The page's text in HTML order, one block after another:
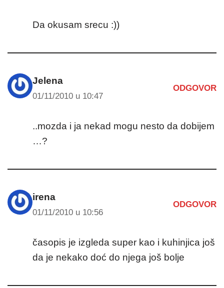
Da okusam srecu :))
Jelena
01/11/2010 u 10:47
ODGOVOR
..mozda i ja nekad mogu nesto da dobijem
…?
irena
01/11/2010 u 10:56
ODGOVOR
časopis je izgleda super kao i kuhinjica još
da je nekako doć do njega još bolje